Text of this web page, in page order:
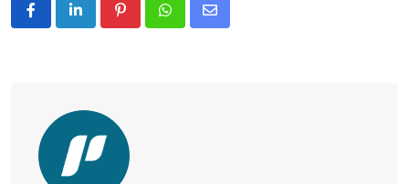
PinterestWhatsappShare